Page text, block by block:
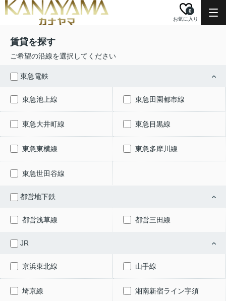
お気に入り
0
賃貸を探す
ご希望の沿線を選択してください
東急電鉄
東急池上線 東急田園都市線
東急大井町線 東急目黒線
東急東横線 東急多摩川線
東急世田谷線
都営地下鉄
都営浅草線 都営三田線
JR
京浜東北線 山手線
埼京線 湘南新宿ライン宇須